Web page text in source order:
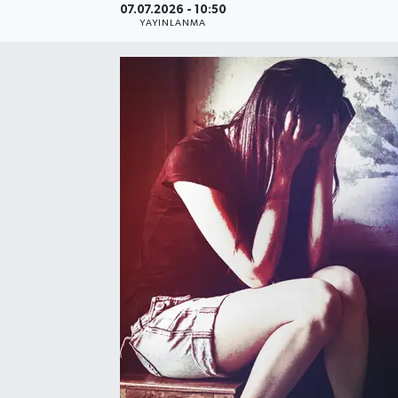
07.07.2026 - 10:50
YAYINLANMA